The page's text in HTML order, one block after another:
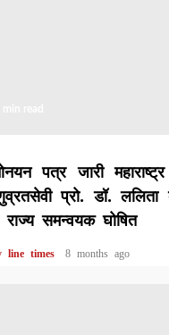
पत्र जारी
प्रो. डॉ. ललिता
राज्य समन्वयक घोषित
line times 8 months ago